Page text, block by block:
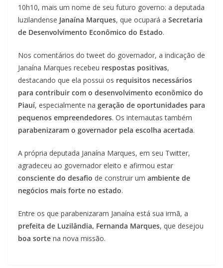
10h10, mais um nome de seu futuro governo: a deputada
luzilandense Janaína Marques, que ocupará a Secretaria
de Desenvolvimento Econômico do Estado.
Nos comentários do tweet do governador, a indicação de
Janaína Marques recebeu respostas positivas,
destacando que ela possui os requisitos necessários
para contribuir com o desenvolvimento econômico do
Piauí, especialmente na geração de oportunidades para
pequenos empreendedores. Os internautas também
parabenizaram o governador pela escolha acertada.
A própria deputada Janaína Marques, em seu Twitter,
agradeceu ao governador eleito e afirmou estar
consciente do desafio de construir um ambiente de
negócios mais forte no estado.
Entre os que parabenizaram Janaína está sua irmã, a
prefeita de Luzilândia, Fernanda Marques, que desejou
boa sorte na nova missão.